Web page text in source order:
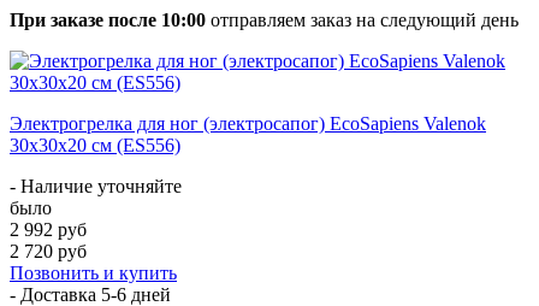
При заказе после 10:00 отправляем заказ на следующий день
Электрогрелка для ног (электросапог) EcoSapiens Valenok
30х30х20 см (ES556)
- Наличие уточняйте
было
2 992 руб
2 720 руб
Позвонить и купить
- Доставка 5-6 дней